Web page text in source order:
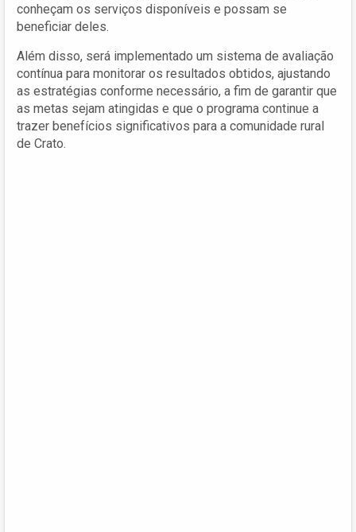
conheçam os serviços disponíveis e possam se
beneficiar deles.
Além disso, será implementado um sistema de avaliação
contínua para monitorar os resultados obtidos, ajustando
as estratégias conforme necessário, a fim de garantir que
as metas sejam atingidas e que o programa continue a
trazer benefícios significativos para a comunidade rural
de Crato.